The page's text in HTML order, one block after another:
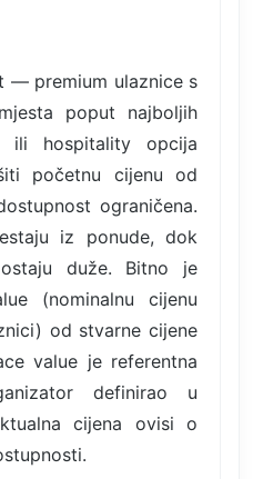
— premium ulaznice s
poput najboljih
ili hospitality opcija
početnu cijenu od
ograničena.
iz ponude, dok
duže. Bitno je
(nominalnu cijenu
od stvarne cijene
value je referentna
definirao u
cijena ovisi o